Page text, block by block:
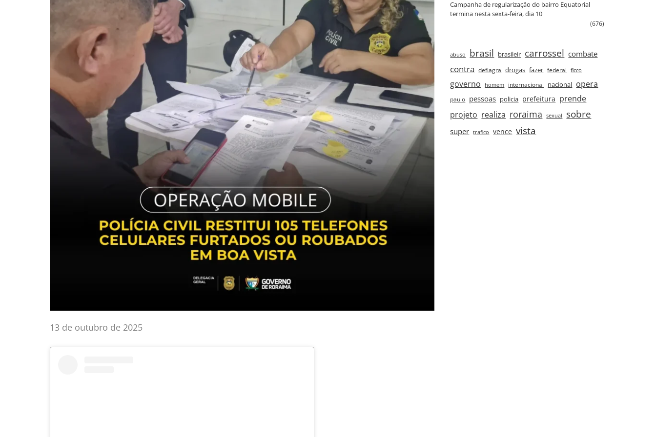
13 de outubro de 2025
Campanha de regularização do bairro Equatorial
termina nesta sexta‑feira, dia 10
(676)
abuso brasil brasileir carrossel combate
contra deflagra drogas fazer federal ficco
governo homem internacional nacional opera
paulo pessoas policia prefeitura prende
projeto realiza roraima sexual sobre
super trafico vence vista